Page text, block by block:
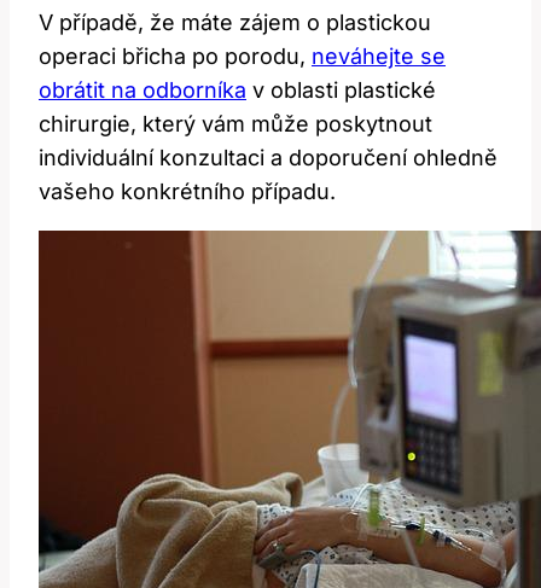
V případě, že máte zájem o plastickou
operaci břicha po porodu, neváhejte se
obrátit na odborníka v oblasti plastické
chirurgie, který vám může poskytnout
individuální konzultaci a doporučení ohledně
vašeho konkrétního případu.